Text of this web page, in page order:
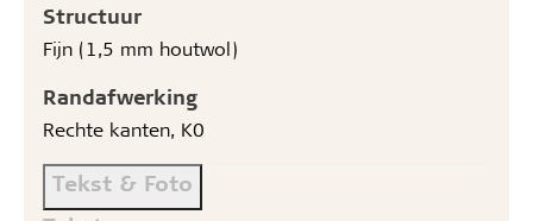
Structuur
Fijn (1,5 mm houtwol)
Randafwerking
Rechte kanten, K0
Tekst & Foto